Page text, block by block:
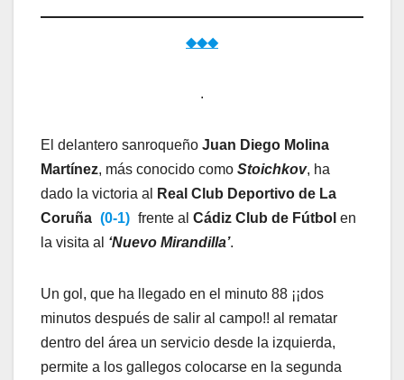
◆◆◆
.
El delantero sanroqueño Juan Diego Molina
Martínez, más conocido como Stoichkov, ha
dado la victoria al
Real Club Deportivo de La
Coruña (0-1) frente al Cádiz Club de Fútbol en
la visita al ‘Nuevo Mirandilla’.
Un gol, que ha llegado en el minuto 88 ¡¡dos
minutos después de salir al campo!! al rematar
dentro del área un servicio desde la izquierda,
permite a los gallegos colocarse en la segunda